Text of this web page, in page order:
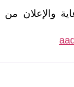
والإعلان من